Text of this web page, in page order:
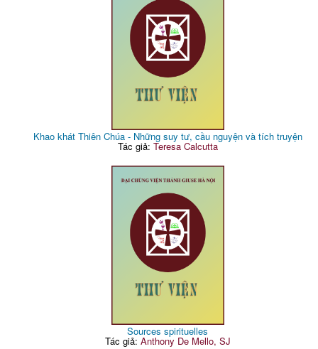
Khao khát Thiên Chúa - Những suy tư, cầu nguyện và tích truyện
Tác giả: Teresa Calcutta
Sources spirituelles
Tác giả: Anthony De Mello, SJ